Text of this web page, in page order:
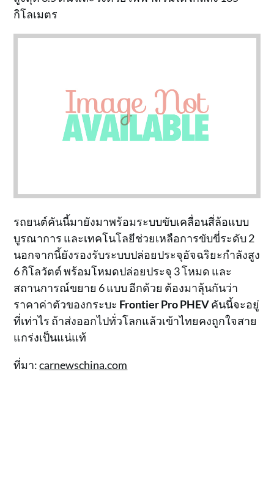
กิโลเมตร
รถยนต์คันนี้มายังมาพร้อมระบบขับเคลื่อนสี่ล้อแบบ
บูรณาการ และเทคโนโลยีช่วยเหลือการขับขี่ระดับ 2
นอกจากนี้ยังรองรับระบบปล่อยประจุอัจฉริยะกำลังสูง
6 กิโลวัตต์ พร้อมโหมดปล่อยประจุ 3 โหมด และ
สถานการณ์ขยาย 6 แบบ อีกด้วย ต้องมาลุ้นกันว่า
ราคาค่าตัวของกระบะ Frontier Pro PHEVคันนี้จะอยู่
ที่เท่าไร ถ้าส่งออกไปทั่วโลกแล้วเข้าไทยคงถูกใจสาย
แกร่งเป็นแน่แท้
ที่มา:carnewschina.com